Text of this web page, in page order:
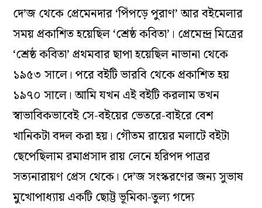
দে’জ থেকে প্রেমেনদার ‘পিঁপড়ে পুরাণ’ আর বইমেলার
সময় প্রকাশিত হয়েছিল ‘শ্রেষ্ঠ কবিতা’। প্রেমেন্দ্র মিত্রের
‘শ্রেষ্ঠ কবিতা’ প্রথমবার ছাপা হয়েছিল নাভানা থেকে
১৯৫৩ সালে। পরে বইটি ভারবি থেকে প্রকাশিত হয়
১৯৭০ সালে। আমি যখন এই বইটি করলাম তখন
স্বাভাবিকভাবেই সে-বইয়ের ভেতরে-বাইরে বেশ
খানিকটা বদল করা হয়। গৌতম রায়ের মলাটে বইটা
ছেপেছিলাম রমাপ্রসাদ রায় লেনে হরিপদ পাত্রর
সত্যনারায়ণ প্রেস থেকে। দে’জ সংস্করণের জন্য সুভাষ
মুখোপাধ্যায় একটি ছোট্ট ভূমিকা-তুল্য গদ্যে